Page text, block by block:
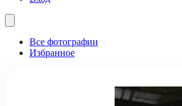
Все фотографии
Избранное